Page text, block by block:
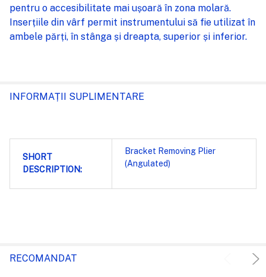
TOT
ADAUGĂ
pentru o accesibilitate mai ușoară în zona molară.
Inserțiile din vârf permit instrumentului să fie utilizat în
ambele părți, în stânga și dreapta, superior și inferior.
INFORMAȚII SUPLIMENTARE
SHORT
DESCRIPTION:
Bracket Removing Plier
(Angulated)
RECOMANDAT